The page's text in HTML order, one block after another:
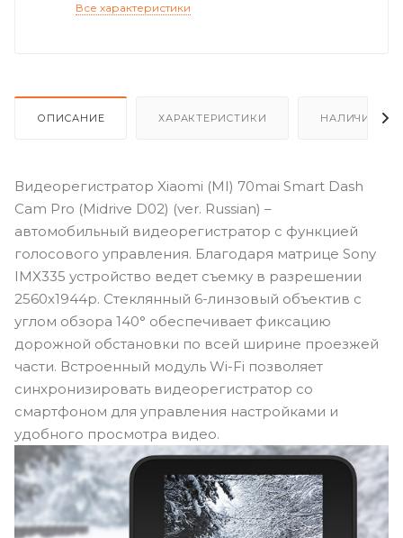
Все характеристики
ОПИСАНИЕ ХАРАКТЕРИСТИКИ НАЛИЧИЕ
Видеорегистратор Xiaomi (MI) 70mai Smart Dash
Cam Pro (Midrive D02) (ver. Russian) –
автомобильный видеорегистратор с функцией
голосового управления. Благодаря матрице Sony
IMX335 устройство ведет съемку в разрешении
2560x1944p. Стеклянный 6-линзовый объектив с
углом обзора 140° обеспечивает фиксацию
дорожной обстановки по всей ширине проезжей
части. Встроенный модуль Wi-Fi позволяет
синхронизировать видеорегистратор со
смартфоном для управления настройками и
удобного просмотра видео.